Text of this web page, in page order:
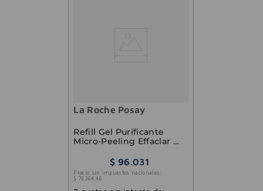
La Roche Posay
Refill Gel Purificante
Micro-Peeling Effaclar La
$ 96.031
Precio sin impuestos nacionales:
$ 79 364,46